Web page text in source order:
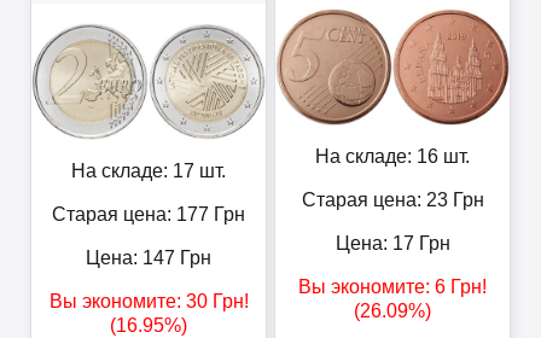
На складе: 17 шт.
Старая цена: 177 Грн
Цена: 147 Грн
Вы экономите: 30Грн!
(16.95%)
На складе: 16 шт.
Старая цена: 23Грн
Цена: 17 Грн
Вы экономите: 6 Грн!
(26.09%)